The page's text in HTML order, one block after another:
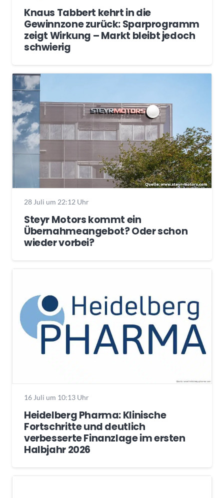
Knaus Tabbert kehrt in die
Gewinnzone zurück: Sparprogramm
zeigt Wirkung – Markt bleibt jedoch
schwierig
28 Juli um 22:12 Uhr
Steyr Motors kommt ein
Übernahmeangebot? Oder schon
wieder vorbei?
16 Juli um 10:13 Uhr
Heidelberg Pharma: Klinische
Fortschritte und deutlich
verbesserte Finanzlage im ersten
Halbjahr 2026